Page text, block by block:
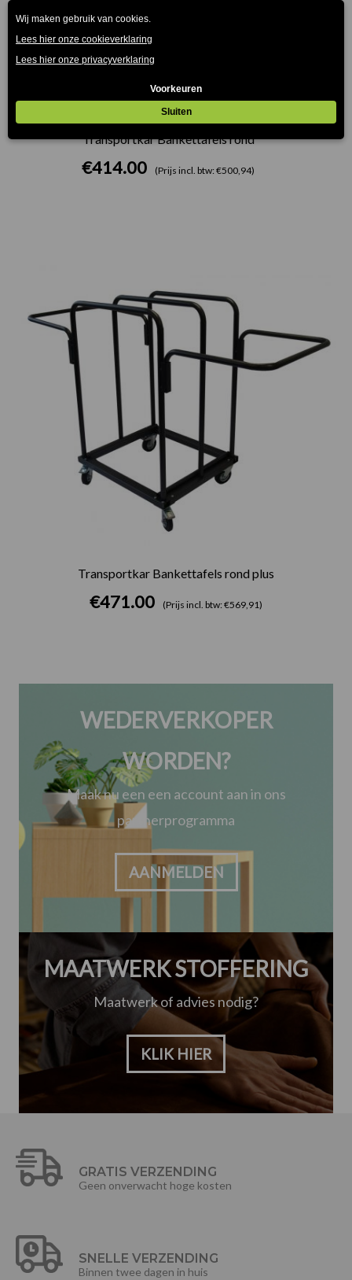
Transportkar Bankettafels rond
€414.00 (Prijs incl. btw: €500,94)
Transportkar Bankettafels rond plus
€471.00 (Prijs incl. btw: €569,91)
WEDERVERKOPER
WORDEN?
Maak nu een een account aan in ons
partnerprogramma
AANMELDEN
MAATWERK STOFFERING
Maatwerk of advies nodig?
KLIK HIER
GRATIS VERZENDING
Geen onverwacht hoge kosten
SNELLE VERZENDING
Binnen twee dagen in huis